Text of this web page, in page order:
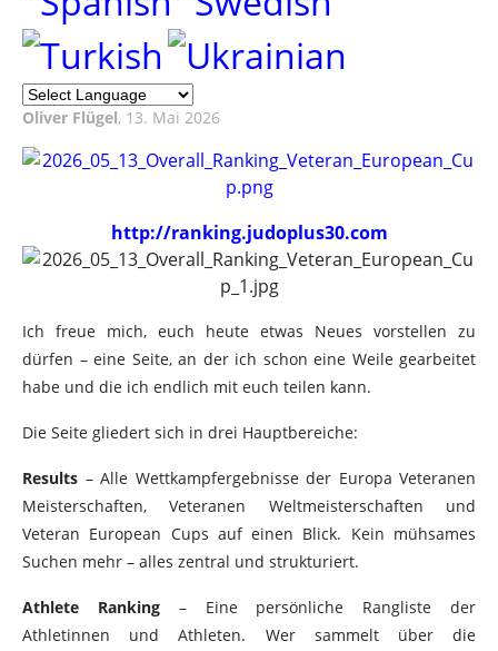
Oliver Flügel, 13. Mai 2026
http://ranking.judoplus30.com
Ich freue mich, euch heute etwas Neues vorstellen zu
dürfen – eine Seite, an der ich schon eine Weile gearbeitet
habe und die ich endlich mit euch teilen kann.
Die Seite gliedert sich in drei Hauptbereiche:
Results – Alle Wettkampfergebnisse der Europa Veteranen
Meisterschaften, Veteranen Weltmeisterschaften und
Veteran European Cups auf einen Blick. Kein mühsames
Suchen mehr – alles zentral und strukturiert.
Athlete Ranking– Eine persönliche Rangliste der
Athletinnen und Athleten. Wer sammelt über die